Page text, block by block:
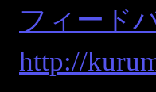
フィード
http://